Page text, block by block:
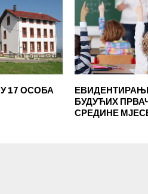
17 ОСОБА
БУДУЋИХ
СРЕДИНЕ